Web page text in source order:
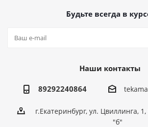
Будьте всегда в
Наши контакты
89292240864
г.Екатеринбург, ул. Цвиллинга,
"б"